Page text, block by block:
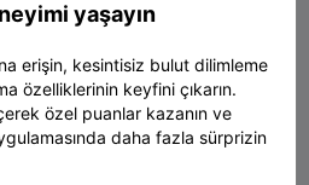
yaşayın
erişin, kesintisiz bulut dilimleme
özelliklerinin keyfini çıkarın.
özel puanlar kazanın ve
daha fazla sürprizin